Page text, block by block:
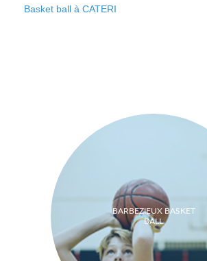
Basket ball à CATERI
BARBEZIEUX BASKET
BALL